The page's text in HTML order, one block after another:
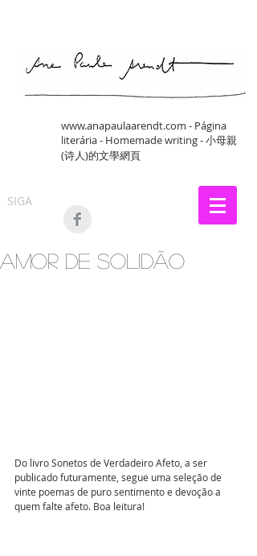
www.anapaulaarendt.com - Página
literária - Homemade writing - 小母親
(诗人)的文學網頁
SIGA
Amor de solidão
Do livro Sonetos de Verdadeiro Afeto, a ser
publicado futuramente, segue uma seleção de
vinte poemas de puro sentimento e devoção a
quem falte afeto. Boa leitura!